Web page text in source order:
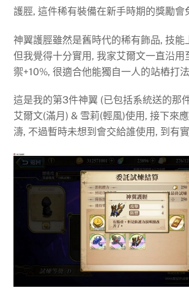
護脛, 這件稀有裝備在新手時期的獎勵會
神翼護脛雖然是舊時代的稀有飾品, 技能
但我覺得十分實用, 我家艾爾文一直沿用
禦+10%, 很適合他能獨自一人的站樁打法
這是我的第3件神翼 (已包括系統送的那
艾爾文(滿月) & 雪莉(輕風)使用, 接下來
濤, 不過暫時未想到會交給誰使用, 到有